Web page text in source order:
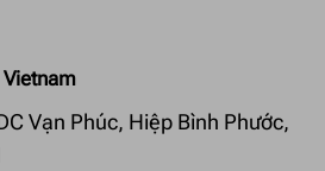
Vạn Phúc, Hiệp Bình Phước,